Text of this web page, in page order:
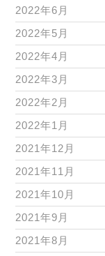
2022年6月
2022年5月
2022年4月
2022年3月
2022年2月
2022年1月
2021年12月
2021年11月
2021年10月
2021年9月
2021年8月